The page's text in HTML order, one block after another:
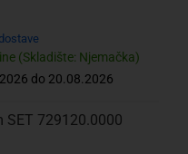
(Skladište: Njemačka)
do 20.08.2026
SET 729120.0000